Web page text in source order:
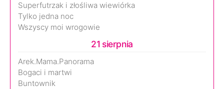
Superfutrzak i złośliwa wiewiórka
Tylko jedna noc
Wszyscy moi wrogowie
21 sierpnia
Arek.Mama.Panorama
Bogaci i martwi
Buntownik